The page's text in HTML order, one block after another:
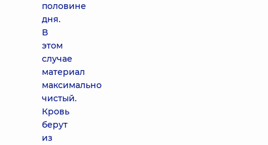
половине
дня.
В
этом
случае
материал
максимально
чистый.
Кровь
берут
из